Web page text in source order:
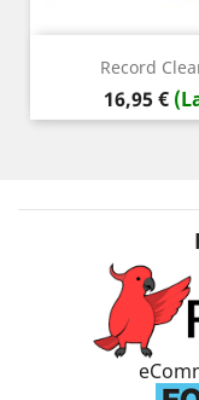
Record
Preis
16,95 €